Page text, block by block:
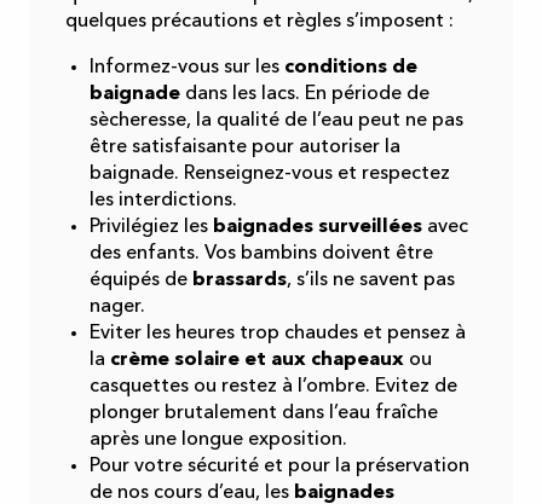
quelques précautions et règles s’imposent :
Informez-vous sur les conditions de
baignade dans les lacs. En période de
sècheresse, la qualité de l’eau peut ne pas
être satisfaisante pour autoriser la
baignade. Renseignez-vous et respectez
les interdictions.
Privilégiez les baignades surveillées avec
des enfants. Vos bambins doivent être
équipés de brassards, s’ils ne savent pas
nager.
Eviter les heures trop chaudes et pensez à
la crème solaire et aux chapeaux ou
casquettes ou restez à l’ombre. Evitez de
plonger brutalement dans l’eau fraîche
après une longue exposition.
Pour votre sécurité et pour la préservation
de nos cours d’eau, les baignades